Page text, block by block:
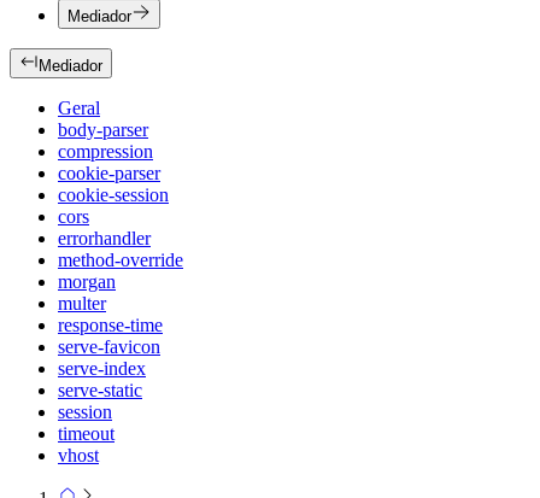
Mediador
Mediador
Geral
body-parser
compression
cookie-parser
cookie-session
cors
errorhandler
method-override
morgan
multer
response-time
serve-favicon
serve-index
serve-static
session
timeout
vhost